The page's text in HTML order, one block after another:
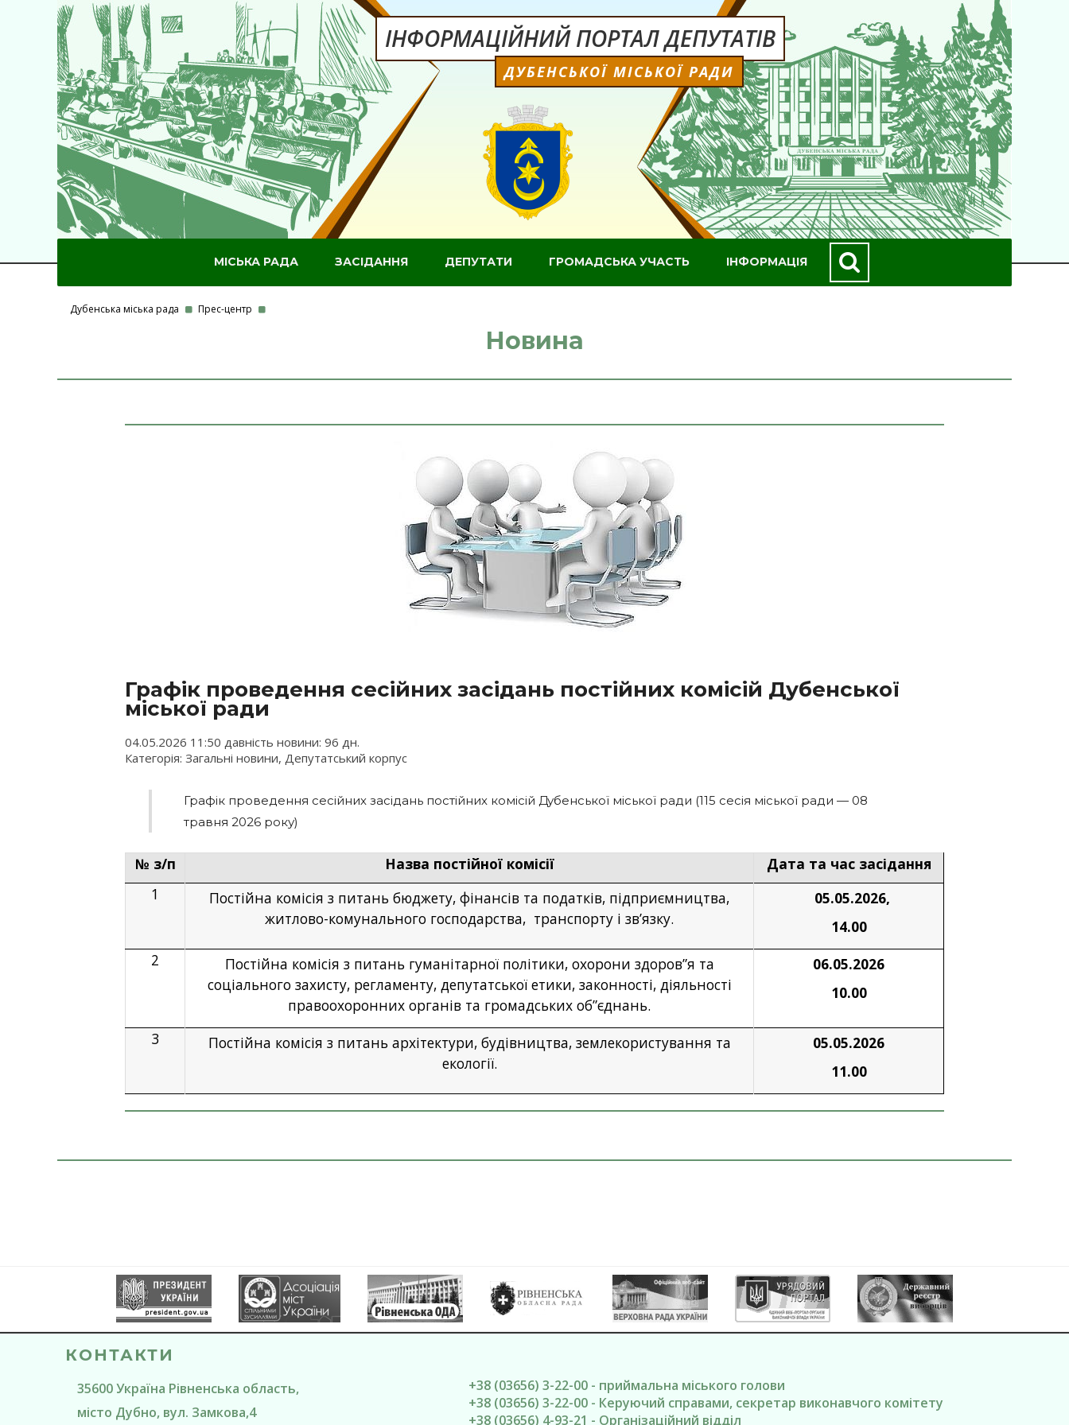
ІНФОРМАЦІЙНИЙ ПОРТАЛ ДЕПУТАТІВ
ДУБЕНСЬКОЇ МІСЬКОЇ РАДИ
МІСЬКА РАДА ЗАСІДАННЯ ДЕПУТАТИ ГРОМАДСЬКА УЧАСТЬ ІНФОРМАЦІЯ
Дубенська міська рада Прес-центр
Новина
Графік проведення сесійних засідань постійних комісій Дубенської
міської ради
04.05.2026 11:50 давність новини: 96 дн.
Категорія: Загальні новини, Депутатський корпус
Графік проведення сесійних засідань постійних комісій Дубенської міської ради (115 сесія міської ради — 08
травня 2026 року)
№ з/п Назва постійної комісії
Дата та час засідання
1
Постійна комісія з питань бюджету, фінансів та податків, підприємництва,
житлово-комунального господарства, транспорту і зв’язку.
05.05.2026,
14.00
2
Постійна комісія з питань гуманітарної політики, охорони здоров”я та
соціального захисту, регламенту, депутатської етики, законності, діяльності
правоохоронних органів та громадських об”єднань.
06.05.2026
10.00
3 Постійна комісія з питань архітектури, будівництва, землекористування та
екології.
05.05.2026
11.00
КОНТАКТИ
35600Україна Рівненська область,
місто Дубно, вул. Замкова,4
+38 (03656) 3-22-00 - приймальна міського голови
+38 (03656) 3-22-00 - Керуючий справами, секретар виконавчого комітету
+38 (03656) 4-93-21 - Організаційний відділ